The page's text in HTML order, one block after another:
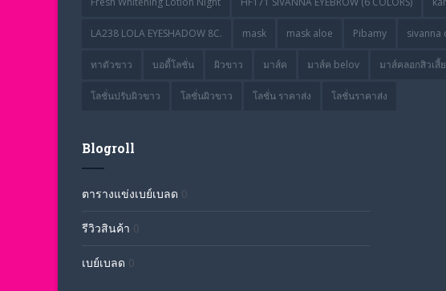
LA238 LOLA EYESHADOW 8C. mask mask aloe Pibamy sivanna
ทาตัวขาว บอดี้โลชั่น ผิวขาว มาส์ค มาส์ค belov มาส์คลอกสิวเสี้
โลชั่นปรับผิวขาว โลชั่นผิวขาว โลชั่น ราคาส่ง โลชั่นราคาส่ง
Blogroll
ตารางแข่งเบย์เบลด 0
รีวิวสินค้า 0
เบย์เบลด 0